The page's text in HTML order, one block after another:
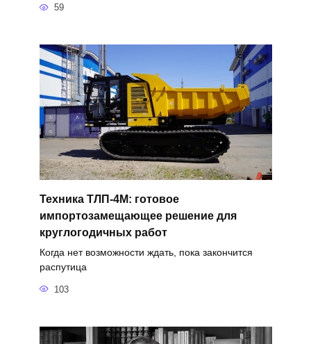
59
Техника ТЛП-4М: готовое
импортозамещающее решение для
круглогодичных работ
Когда нет возможности ждать, пока закончится
распутица
103